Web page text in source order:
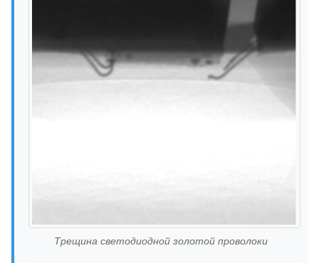
Трещина светодиодной золотой проволоки